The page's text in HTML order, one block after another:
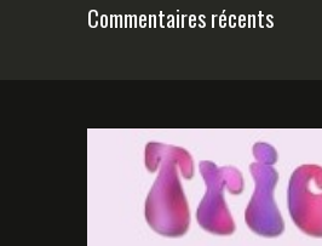
Commentaires récents